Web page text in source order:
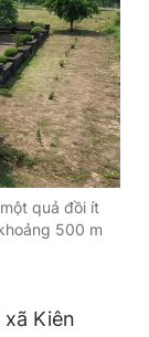
Chính sách bảo
24.3.2020
thuận bằng văn
quả đồi ít
500 m
Kiên